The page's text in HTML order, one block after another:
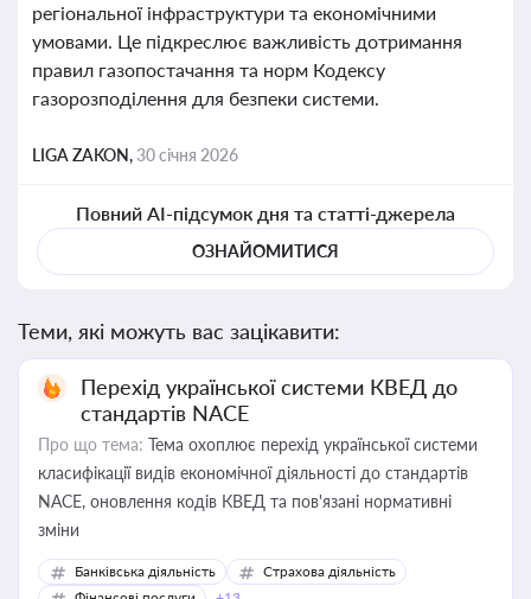
регіональної інфраструктури та економічними
умовами. Це підкреслює важливість дотримання
правил газопостачання та норм Кодексу
газорозподілення для безпеки системи.
LIGA ZAKON,30 січня 2026
Повний AI-підсумок дня та статті-джерела
ОЗНАЙОМИТИСЯ
Теми, які можуть вас зацікавити:
Перехід української системи КВЕД до
стандартів NACE
Про що тема: Тема охоплює перехід української системи
класифікації видів економічної діяльності до стандартів
NACE, оновлення кодів КВЕД та пов'язані нормативні
зміни
Банківська діяльність
Страхова діяльність